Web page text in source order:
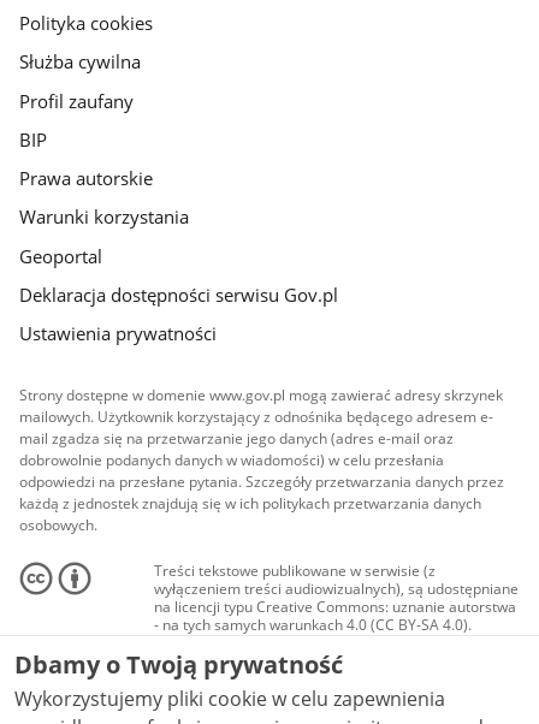
gov.pl
Polityka cookies
Służba cywilna
Profil zaufany
BIP
Prawa autorskie
Warunki korzystania
Geoportal
Deklaracja dostępności serwisu Gov.pl
Ustawienia prywatności
Strony dostępne w domenie www.gov.pl mogą zawierać adresy skrzynek
mailowych. Użytkownik korzystający z odnośnika będącego adresem e-
mail zgadza się na przetwarzanie jego danych (adres e-mail oraz
dobrowolnie podanych danych w wiadomości) w celu przesłania
odpowiedzi na przesłane pytania. Szczegóły przetwarzania danych przez
każdą z jednostek znajdują się w ich politykach przetwarzania danych
osobowych.
Treści tekstowe publikowane w serwisie (z
wyłączeniem treści audiowizualnych), są udostępniane
na licencji typu Creative Commons: uznanie autorstwa
- na tych samych warunkach 4.0 (CC BY-SA 4.0).
Materiały audiowizualne, w tym zdjęcia, materiały
audio i wideo, są udostępniane na licencji typu
Creative Commons: uznanie autorstwa użycie
niekomercyjne - bez utworów zależnych 4.0 (CC BY-
NC-ND 4.0), o ile nie jest to stwierdzone inaczej.
Dbamy o Twoją prywatność
Wykorzystujemy pliki cookie w celu zapewnienia